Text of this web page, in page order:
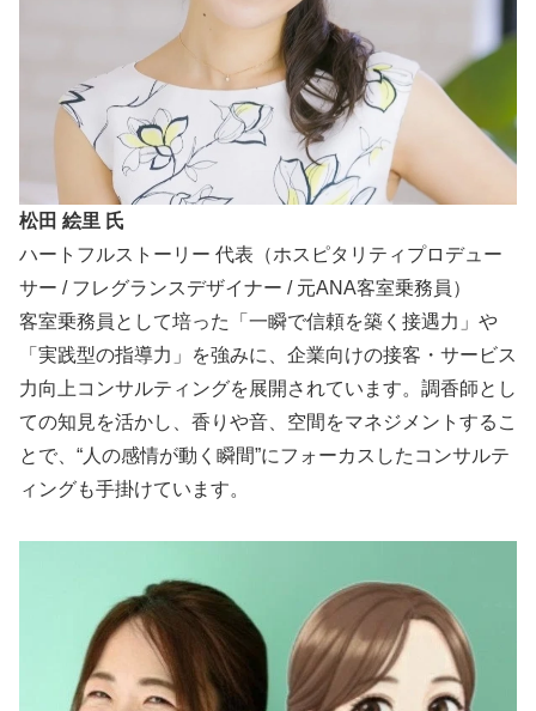
松田 絵里 氏
ハートフルストーリー 代表（ホスピタリティプロデュー
サー / フレグランスデザイナー / 元ANA客室乗務員）
客室乗務員として培った「一瞬で信頼を築く接遇力」や
「実践型の指導力」を強みに、企業向けの接客・サービス
力向上コンサルティングを展開されています。調香師とし
ての知見を活かし、香りや音、空間をマネジメントするこ
とで、“人の感情が動く瞬間”にフォーカスしたコンサルテ
ィングも手掛けています。